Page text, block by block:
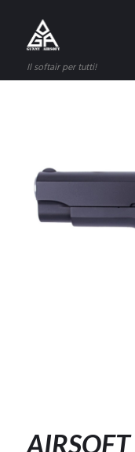
Il softair per tutti!